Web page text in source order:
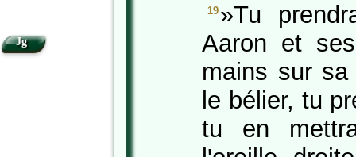
19 »Tu
Aaron et
mains sur
le bélier, tu
tu en
Jg